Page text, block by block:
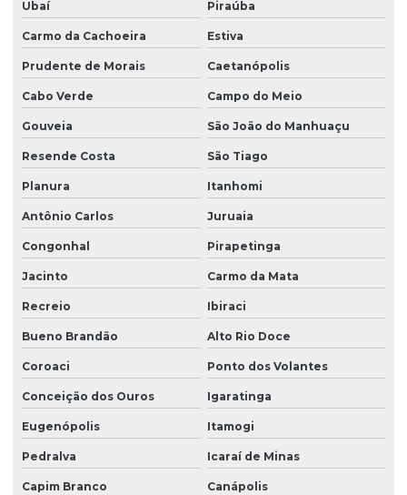
Ubaí Piraúba
Carmo da Cachoeira Estiva
Prudente de Morais Caetanópolis
Cabo Verde Campo do Meio
Gouveia São João do Manhuaçu
Resende Costa São Tiago
Planura Itanhomi
Antônio Carlos Juruaia
Congonhal Pirapetinga
Jacinto Carmo da Mata
Recreio Ibiraci
Bueno Brandão Alto Rio Doce
Coroaci Ponto dos Volantes
Conceição dos Ouros Igaratinga
Eugenópolis Itamogi
Pedralva Icaraí de Minas
Capim Branco Canápolis